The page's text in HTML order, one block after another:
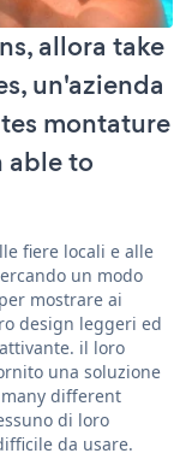
allora take
un'azienda
montature
able to
fiere locali e alle
un modo
mostrare ai
design leggeri ed
il loro
una soluzione
different
di loro
da usare.